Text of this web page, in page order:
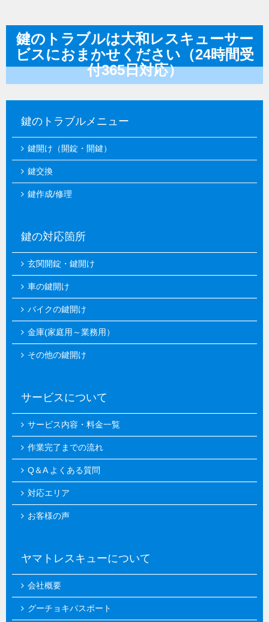
鍵のトラブルは大和レスキューサー
ビスにおまかせください（24時間受
付365日対応）
鍵のトラブルメニュー
鍵開け（開錠・開鍵）
鍵交換
鍵作成/修理
鍵の対応箇所
玄関開錠・鍵開け
車の鍵開け
バイクの鍵開け
金庫(家庭用～業務用）
その他の鍵開け
サービスについて
サービス内容・料金一覧
作業完了までの流れ
Q＆A よくある質問
対応エリア
お客様の声
ヤマトレスキューについて
会社概要
グーチョキパスポート